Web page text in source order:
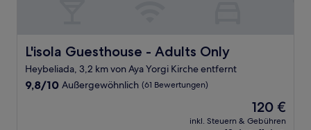
L'isola Guesthouse - Adults Only
L'isola Guesthouse - Adults Only
Heybeliada, 3,2 km von Aya Yorgi Kirche entfernt
9.8
9,8/10 Außergewöhnlich (61 Bewertungen)
Der
Preis
120 €
inkl. Steuern & Gebühren